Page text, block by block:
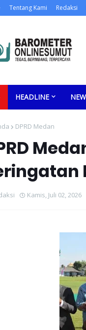
Tentang Kami Redaksi
HEADLINE
DPRD Medan
Kamis, Juli 02, 2026